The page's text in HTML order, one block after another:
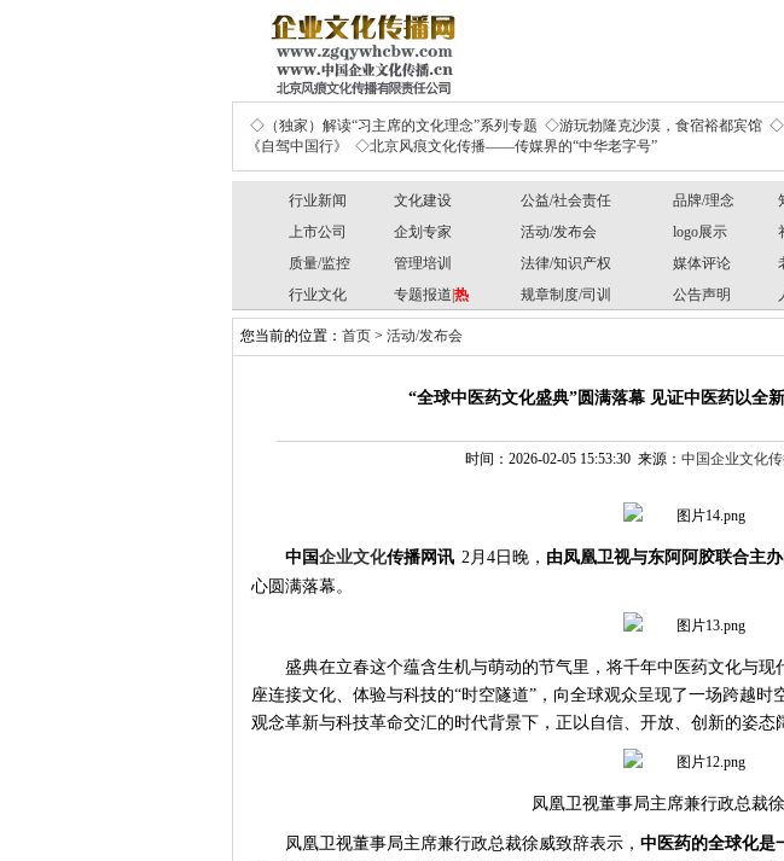
◇（独家）解读“习主席的文化理念”系列专题 ◇游玩勃隆克沙漠，食宿裕都宾馆 ◇
《自驾中国行》
◇北京风痕文化传播——传媒界的“中华老字号”
行业新闻 文化建设 公益/社会责任 品牌/理念
上市公司
企划专家 活动/发布会 logo展示
质量/监控
管理培训 法律/知识产权 媒体评论
行业文化
专题报道| 热 规章制度/司训 公告声明
您当前的位置： 首页 > 活动/发布会
“全球中医药文化盛典”圆满落幕 见证中医药以全
时间：2026-02-05 15:53:30 来源： 中国企业文化传
中国企业文化传播网讯 2月4日晚， 由凤凰卫视与东阿阿胶联合主
心圆满落幕。
盛典在立春这个蕴含生机与萌动的节气里，将千年中医药文化与
座连接文化、体验与科技的“时空隧道”，向全球观众呈现了一场跨越
观念革新与科技革命交汇的时代背景下，正以自信、开放、创新的姿态
凤凰卫视董事局主席兼行政总裁
凤凰卫视董事局主席兼行政总裁徐威致辞表示， 中医药的全球化是